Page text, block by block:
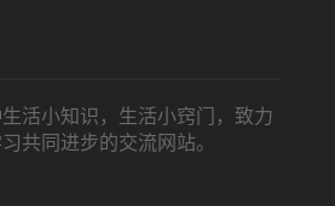
活小知识，生活小窍门，致力
共同进步的交流网站。